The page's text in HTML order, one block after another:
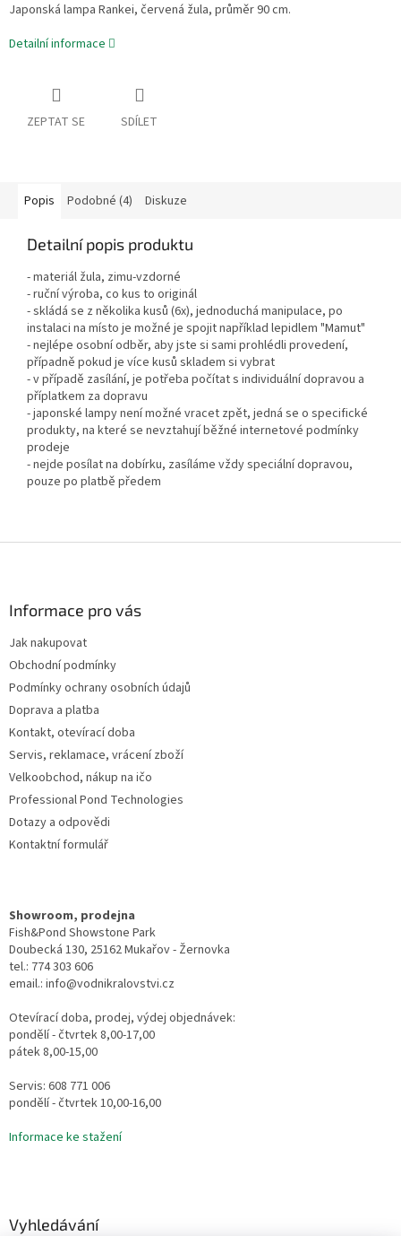
Japonská lampa Rankei, červená žula, průměr 90 cm.
Detailní informace
ZEPTAT SE SDÍLET
Popis Podobné (4) Diskuze
Detailní popis produktu
- materiál žula, zimu-vzdorné
- ruční výroba, co kus to originál
- skládá se z několika kusů (6x), jednoduchá manipulace, po
instalaci na místo je možné je spojit například lepidlem "Mamut"
- nejlépe osobní odběr, aby jste si sami prohlédli provedení,
případně pokud je více kusů skladem si vybrat
- v případě zasílání, je potřeba počítat s individuální dopravou a
příplatkem za dopravu
- japonské lampy není možné vracet zpět, jedná se o specifické
produkty, na které se nevztahují běžné internetové podmínky
prodeje
- nejde posílat na dobírku, zasíláme vždy speciální dopravou,
pouze po platbě předem
Informace pro vás
Jak nakupovat
Obchodní podmínky
Podmínky ochrany osobních údajů
Doprava a platba
Kontakt, otevírací doba
Servis, reklamace, vrácení zboží
Velkoobchod, nákup na ičo
Professional Pond Technologies
Dotazy a odpovědi
Kontaktní formulář
Showroom, prodejna
Fish&Pond Showstone Park
Doubecká 130, 25162 Mukařov - Žernovka
tel.: 774 303 606
email.: info@vodnikralovstvi.cz
Otevírací doba, prodej, výdej objednávek:
pondělí - čtvrtek 8,00-17,00
pátek 8,00-15,00
Servis: 608 771 006
pondělí - čtvrtek 10,00-16,00
Informace ke stažení
Vyhledávání